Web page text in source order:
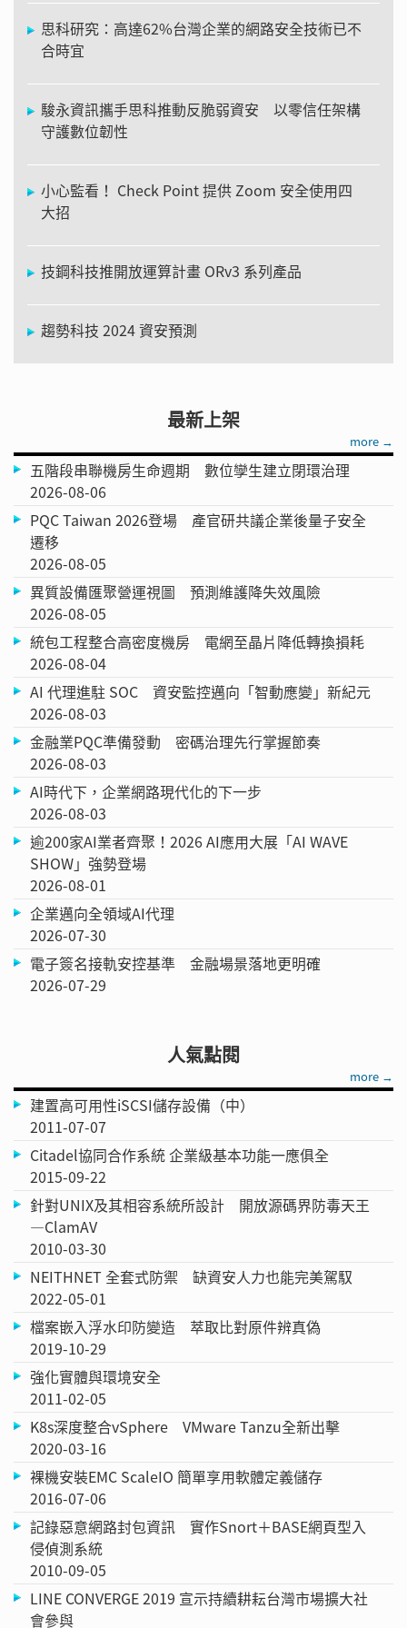
思科研究：高達62%台灣企業的網路安全技術已不
合時宜
駿永資訊攜手思科推動反脆弱資安 以零信任架構
守護數位韌性
小心監看！ Check Point 提供 Zoom 安全使用四
大招
技鋼科技推開放運算計畫 ORv3 系列產品
趨勢科技 2024 資安預測
最新上架
more →
五階段串聯機房生命週期 數位孿生建立閉環治理
2026-08-06
PQC Taiwan 2026登場 產官研共議企業後量子安全
遷移
2026-08-05
異質設備匯聚營運視圖 預測維護降失效風險
2026-08-05
統包工程整合高密度機房 電網至晶片降低轉換損耗
2026-08-04
AI 代理進駐 SOC 資安監控邁向「智動應變」新紀元
2026-08-03
金融業PQC準備發動 密碼治理先行掌握節奏
2026-08-03
AI時代下，企業網路現代化的下一步
2026-08-03
逾200家AI業者齊聚！2026 AI應用大展「AI WAVE
SHOW」強勢登場
2026-08-01
企業邁向全領域AI代理
2026-07-30
電子簽名接軌安控基準 金融場景落地更明確
2026-07-29
人氣點閱
more →
建置高可用性iSCSI儲存設備（中）
2011-07-07
Citadel協同合作系統 企業級基本功能一應俱全
2015-09-22
針對UNIX及其相容系統所設計 開放源碼界防毒天王
—ClamAV
2010-03-30
NEITHNET 全套式防禦 缺資安人力也能完美駕馭
2022-05-01
檔案嵌入浮水印防變造 萃取比對原件辨真偽
2019-10-29
強化實體與環境安全
2011-02-05
K8s深度整合vSphere VMware Tanzu全新出擊
2020-03-16
裸機安裝EMC ScaleIO 簡單享用軟體定義儲存
2016-07-06
記錄惡意網路封包資訊 實作Snort＋BASE網頁型入
侵偵測系統
2010-09-05
LINE CONVERGE 2019 宣示持續耕耘台灣市場擴大社
會參與